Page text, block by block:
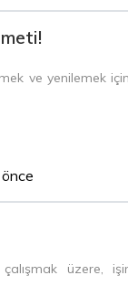
ve yenilemek
önce
çalışmak üzere,